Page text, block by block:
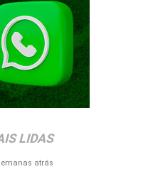
LIDAS
atrás